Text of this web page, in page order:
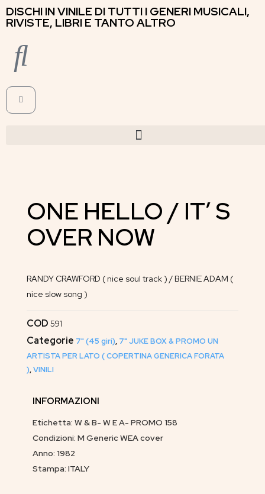
DISCHI IN VINILE DI TUTTI I GENERI MUSICALI,
RIVISTE, LIBRI E TANTO ALTRO
ONE HELLO / IT’ S
OVER NOW
RANDY CRAWFORD ( nice soul track ) / BERNIE ADAM (
nice slow song )
COD 591
Categorie 7" (45 giri), 7" JUKE BOX & PROMO UN
ARTISTA PER LATO ( COPERTINA GENERICA FORATA
),VINILI
INFORMAZIONI
Etichetta: W & B- W E A- PROMO 158
Condizioni: M Generic WEA cover
Anno: 1982
Stampa: ITALY